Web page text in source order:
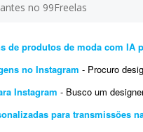
no 99Freelas
no Instagram - Procuro designer gráfico para me ajudar nas postagens do meu Instagram profissional. Algumas já foram feitas por
Instagram - Busco um designer para criação de artes para o Instagram. O designer receberá um calendário editorial já
para transmissões